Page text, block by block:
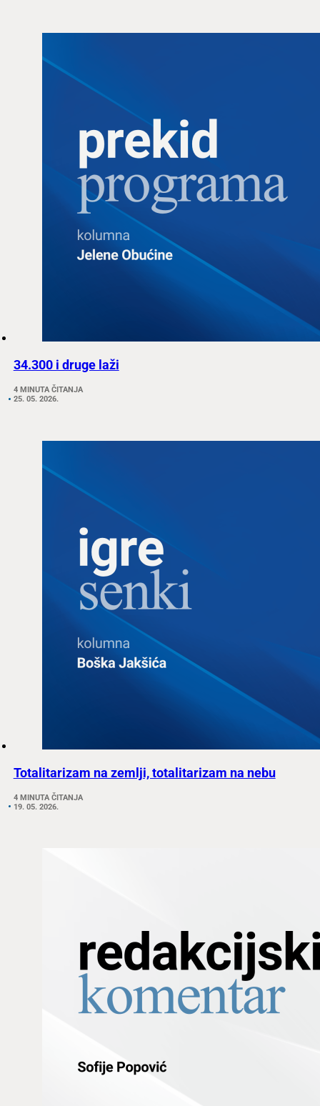
34.300 i druge laži
4 MINUTA ČITANJA
25. 05. 2026.
Totalitarizam na zemlji, totalitarizam na nebu
4 MINUTA ČITANJA
19. 05. 2026.